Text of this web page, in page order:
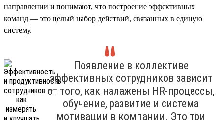
направлении и понимают, что построение эффективных
команд — это целый набор действий, связанных в единую
систему.
Появление в коллективе
эффективных сотрудников зависит
от того, как налажены HR-процессы,
обучение, развитие и система
мотивации в компании. Это три